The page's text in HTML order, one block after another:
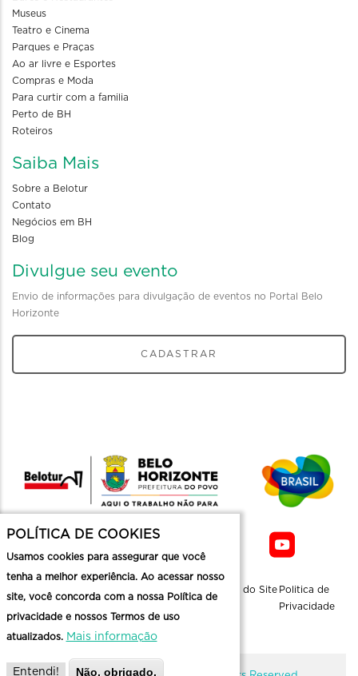
Museus
Teatro e Cinema
Parques e Praças
Ao ar livre e Esportes
Compras e Moda
Para curtir com a familia
Perto de BH
Roteiros
Saiba Mais
Sobre a Belotur
Contato
Negócios em BH
Blog
Divulgue seu evento
Envio de informações para divulgação de eventos no Portal Belo
Horizonte
CADASTRAR
Mapa do Site Politica de
Privacidade
POLÍTICA DE COOKIES
Usamos cookies para assegurar que você
tenha a melhor experiência. Ao acessar nosso
site, você concorda com a nossa Política de
privacidade e nossos Termos de uso
atualizados. Mais informação
Entendi! Não, obrigado.